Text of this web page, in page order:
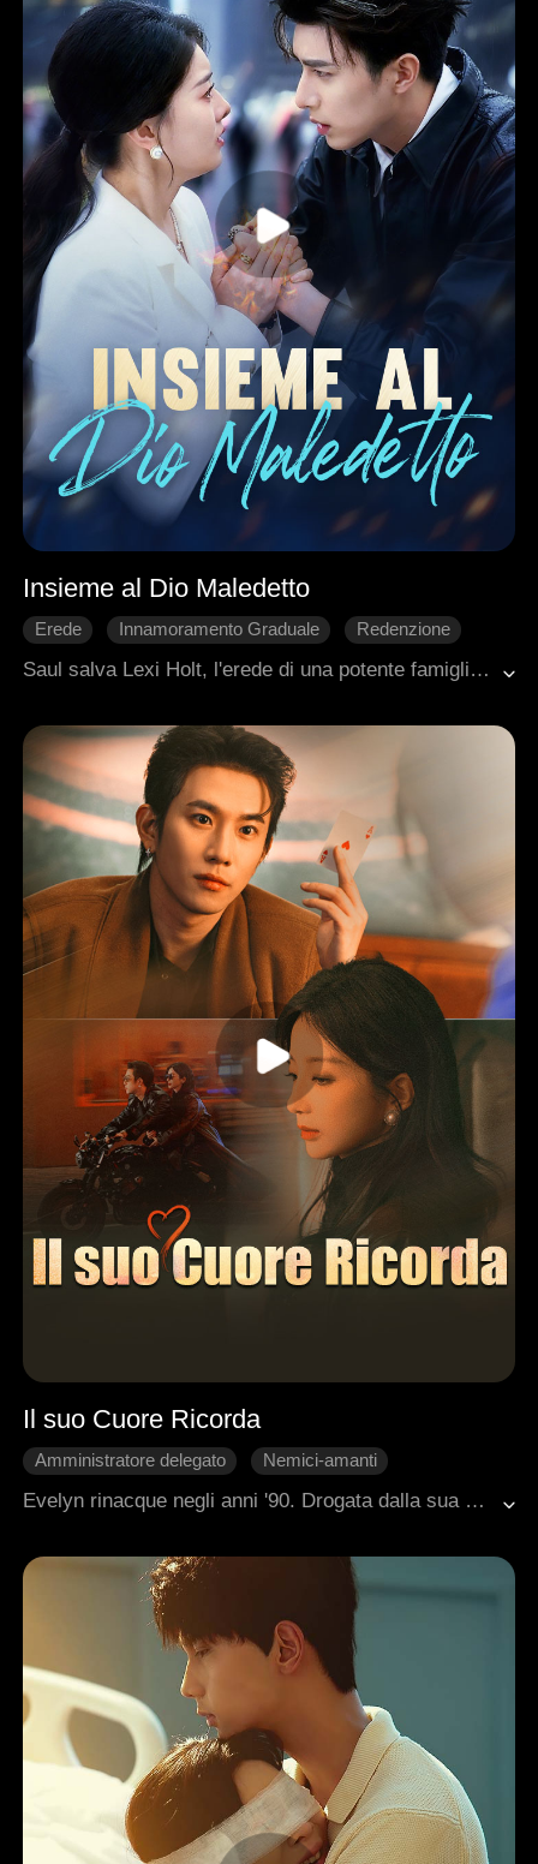
Insieme al Dio Maledetto
Erede Innamoramento Graduale
Redenzione
Romanzo sentimentale moderno
Saul salva Lexi Holt, l'erede di una potente famiglia, da un attentato organizzato dai suoi parenti. Dichiara di essere un dio maledetto, legato agli Holt da un antico contratto: se si allontana più di tre metri da lei, brucia vivo. Costretti a convivere, tra complotti aziendali e segreti di famiglia, i due si avvicinano sempre di più. Alla morte della nonna di Lexi, il testamento la obbliga a sposarsi — e Saul le fa una proposta inattesa. Scoprono così di essere anime legate da duemila anni, destinate a ritrovarsi e perdersi ancora.Per salvarla, Saul sacrifica i suoi poteri e la propria vita. Ventidue anni dopo, Lexi lo ritrova, reincarnato accanto alla sua tomba — e il loro amore, finalmente, trova pace.
Il suo Cuore Ricorda
Amministratore delegato
Nemici-amanti
Amore d'Epoca
Evelyn rinacque negli anni '90. Drogata dalla sua migliore amica, fu consegnata ad Aaron, il boss spietato. Le donne che si avvicinavano a lui finivano pazze o menomate, ma lui si innamorò di lei. Lei lo legò, lo spogliò, giocò con lui, e poi se ne andò. Lui la accerchiò, chiedendole come potesse andarsene così. Evelyn domò i suoi nemici e plasmò Aaron nel suo amore fedele.